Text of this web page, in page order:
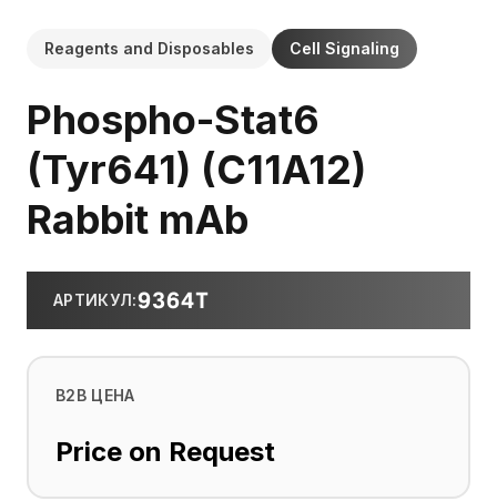
Reagents and Disposables Cell Signaling
Phospho-Stat6
(Tyr641) (C11A12)
Rabbit mAb
АРТИКУЛ:9364T
B2B ЦЕНА
Price on Request